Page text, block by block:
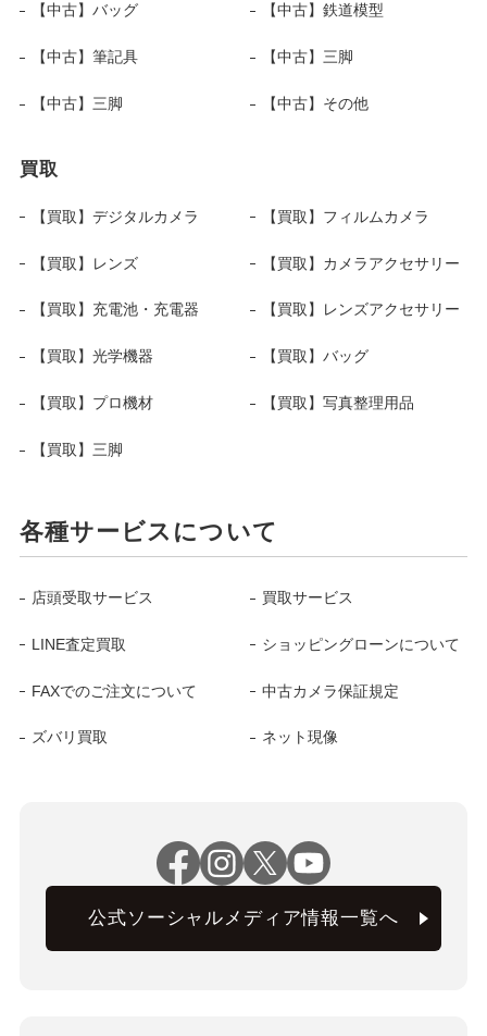
【中古】バッグ 【中古】鉄道模型
【中古】筆記具 【中古】三脚
【中古】三脚 【中古】その他
買取
【買取】デジタルカメラ 【買取】フィルムカメラ
【買取】レンズ 【買取】カメラアクセサリー
【買取】充電池・充電器 【買取】レンズアクセサリー
【買取】光学機器 【買取】バッグ
【買取】プロ機材 【買取】写真整理用品
【買取】三脚
各種サービスについて
店頭受取サービス 買取サービス
LINE査定買取 ショッピングローンについて
FAXでのご注文について 中古カメラ保証規定
ズバリ買取 ネット現像
公式ソーシャルメディア情報一覧へ